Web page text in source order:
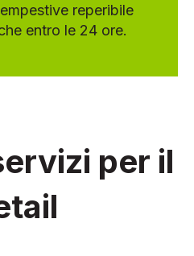
reperibile
entro le 24 ore.
per il